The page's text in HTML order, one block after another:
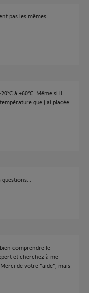
pas les mêmes
à +60°C. Même si il
que j'ai placée
comprendre le
et cherchez à me
de votre "aide", mais